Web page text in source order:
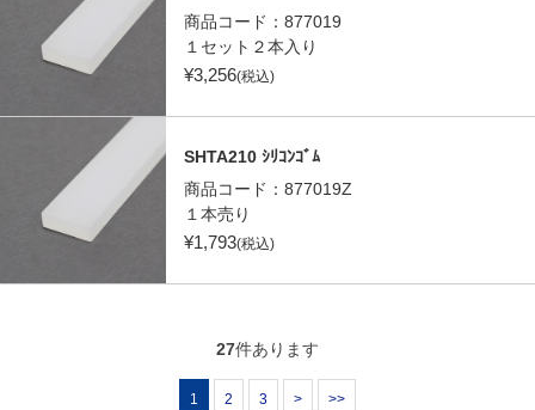
商品コード： 877019
１セット２本入り
¥3,256(税込)
SHTA210 ｼﾘｺﾝｺﾞﾑ
商品コード： 877019Z
１本売り
¥1,793(税込)
27件あります
1 2 3 > >>